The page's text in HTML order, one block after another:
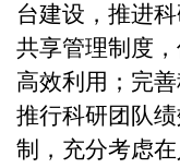
台建设，推进
共享管理制度
高效利用；完
推行科研团队
制，充分考虑